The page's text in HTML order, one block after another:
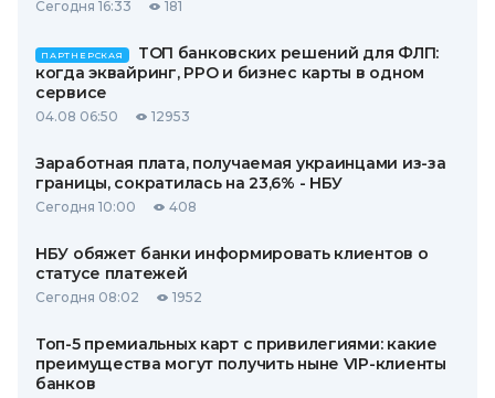
Сегодня 16:33 181
ПАРТНЕРСКАЯ
ТОП банковских решений для ФЛП:
когда эквайринг, РРО и бизнес карты в одном
сервисе
04.08 06:50 12953
Заработная плата, получаемая украинцами из-за
границы, сократилась на 23,6% - НБУ
Сегодня 10:00 408
НБУ обяжет банки информировать клиентов о
статусе платежей
Сегодня 08:02 1952
Топ-5 премиальных карт с привилегиями: какие
преимущества могут получить ныне VIP-клиенты
банков